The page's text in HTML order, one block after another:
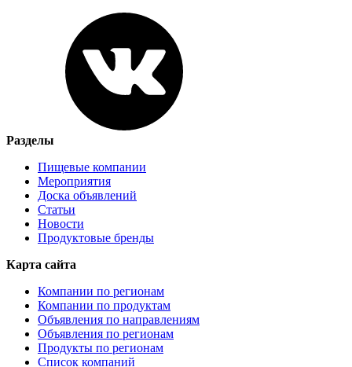
Разделы
Пищевые компании
Мероприятия
Доска объявлений
Статьи
Новости
Продуктовые бренды
Карта сайта
Компании по регионам
Компании по продуктам
Объявления по направлениям
Объявления по регионам
Продукты по регионам
Список компаний